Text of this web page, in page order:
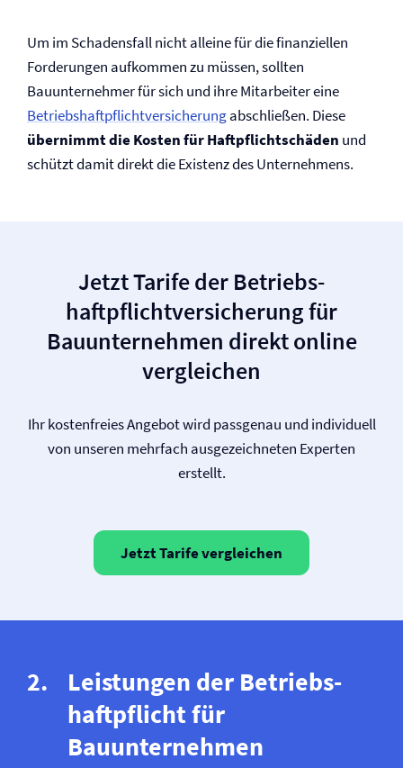
Um im Schadensfall nicht alleine für die finanziellen
Forderungen aufkommen zu müssen, sollten
Bauunternehmer für sich und ihre Mitarbeiter eine
Betriebs­haftpflicht­versicherungabschließen. Diese
übernimmt die Kosten für Haftpflichtschäden und
schützt damit direkt die Existenz des Unternehmens.
Jetzt Tarife der Betriebs­
haftpflicht­versicherung für
Bauunternehmen direkt online
vergleichen
Ihr kostenfreies Angebot wird passgenau und individuell
von unseren mehrfach ausgezeichneten Experten
erstellt.
Jetzt Tarife vergleichen
Leistungen der Betriebs­
haftpflicht für
Bauunternehmen